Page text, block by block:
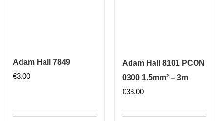
Adam Hall 7849
€3.00
Adam Hall 8101 PCON
0300 1.5mm² – 3m
€33.00